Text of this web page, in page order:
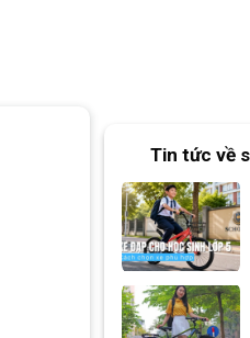
Tin tức về